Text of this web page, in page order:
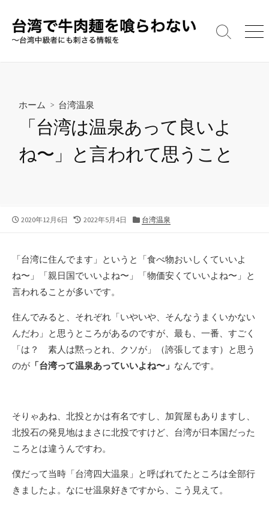
検
メ
ホーム > 台湾温泉
「台湾は温泉あって良いよ
ね〜」と言われて思うこと
公
2020年12月6日
最
日
2022年5月4日
カ
リ
台湾温泉
「台湾に住んでます」というと「食べ物おいしくていいよ
ね〜」「親日国でいいよね〜」「物価安くていいよね〜」と
言われることが多いです。
住んでみると、それぞれ「いやいや、そんなうまくいかない
んだわ」と思うところがあるのですが、最も、一番、すごく
「は？ 素人は黙っとれ、クソが」（誇張してます）と思う
のが 「台湾って温泉あっていいよね〜」 なんです。
そりゃあね、北投とかは有名ですし、加賀屋もありますし、
北投石の発見地はまさに北投ですけど、台湾が日本国だった
ころとは違うんですわ。
僕だって当時「台湾四大温泉」と呼ばれてたところは全部行
きましたよ。なにせ温泉好きですから、こう見えて。